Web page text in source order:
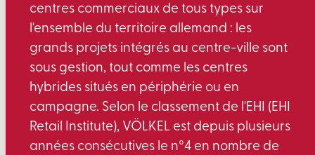
centres commerciaux de tous types sur
l'ensemble du territoire allemand : les
grands projets intégrés au centre-ville sont
sous gestion, tout comme les centres
hybrides situés en périphérie ou en
campagne. Selon le classement de l'EHI (EHI
Retail Institute), VÖLKEL est depuis plusieurs
années consécutives le n°4 en nombre de